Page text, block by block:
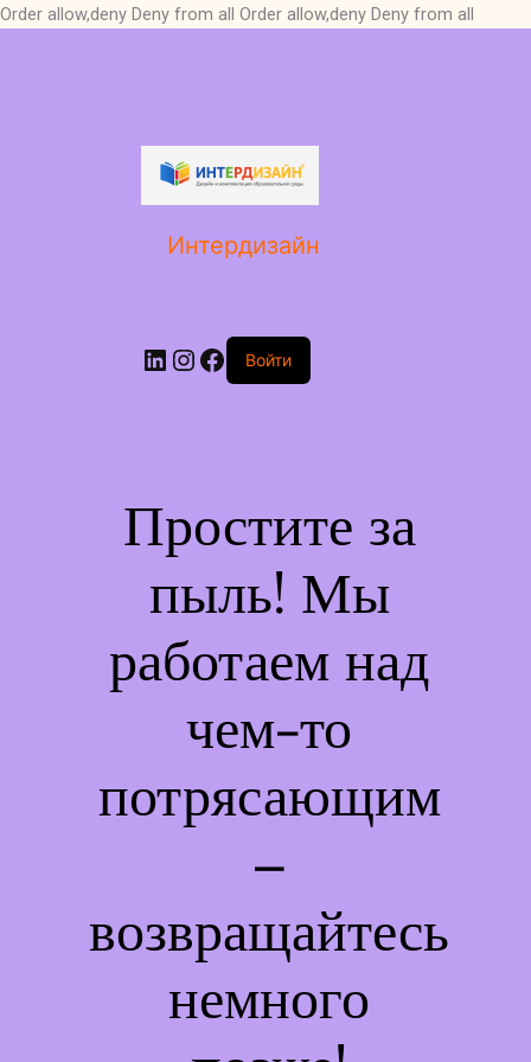
Order allow,deny Deny from all Order allow,deny Deny from all
Интердизайн
LinkedIn
Instagram
Facebook
Войти
Простите за
пыль! Мы
работаем над
чем-то
потрясающим
–
возвращайтесь
немного